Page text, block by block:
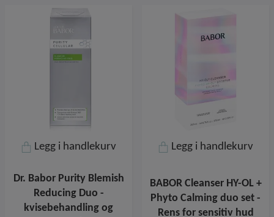
Legg i handlekurv
Dr. Babor Purity Blemish
Reducing Duo -
kvisebehandling og
Legg i handlekurv
BABOR Cleanser HY-OL +
Phyto Calming duo set -
Rens for sensitiv hud